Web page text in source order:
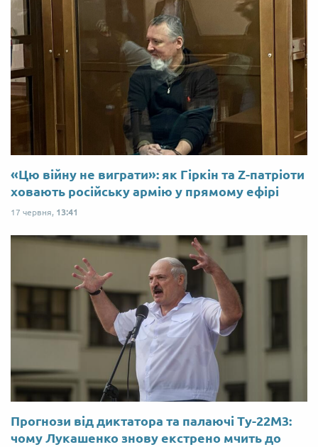
«Цю війну не виграти»: як Гіркін та Z-патріоти
ховають російську армію у прямому ефірі
17 червня, 13:41
Прогнози від диктатора та палаючі Ту-22М3:
чому Лукашенко знову екстрено мчить до